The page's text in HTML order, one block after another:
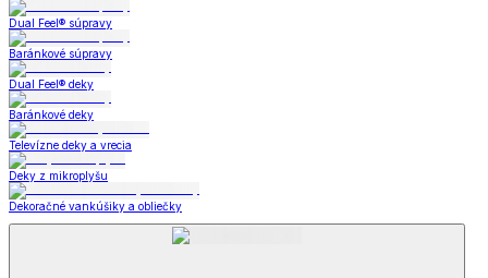
Dual Feel® súpravy
Baránkové súpravy
Dual Feel® deky
Baránkové deky
Televízne deky a vrecia
Deky z mikroplyšu
Dekoračné vankúšiky a obliečky